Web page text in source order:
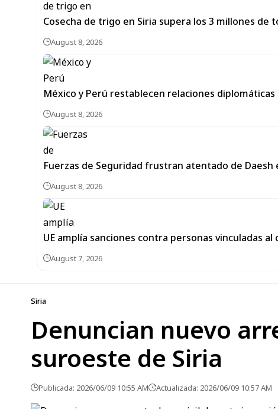
Cosecha de trigo en Siria supera los 3 millones de
August 8, 2026
México y Perú restablecen relaciones
August 8, 2026
Fuerzas de Seguridad frustran atentado de Daesh
August 8, 2026
UE amplía sanciones contra personas vinculadas
August 7, 2026
Siria
Denuncian nuevo
suroeste de Siria
Publicada: 2026/06/09 10:55 AM Actualizada: 2026/06/09 10:57 AM